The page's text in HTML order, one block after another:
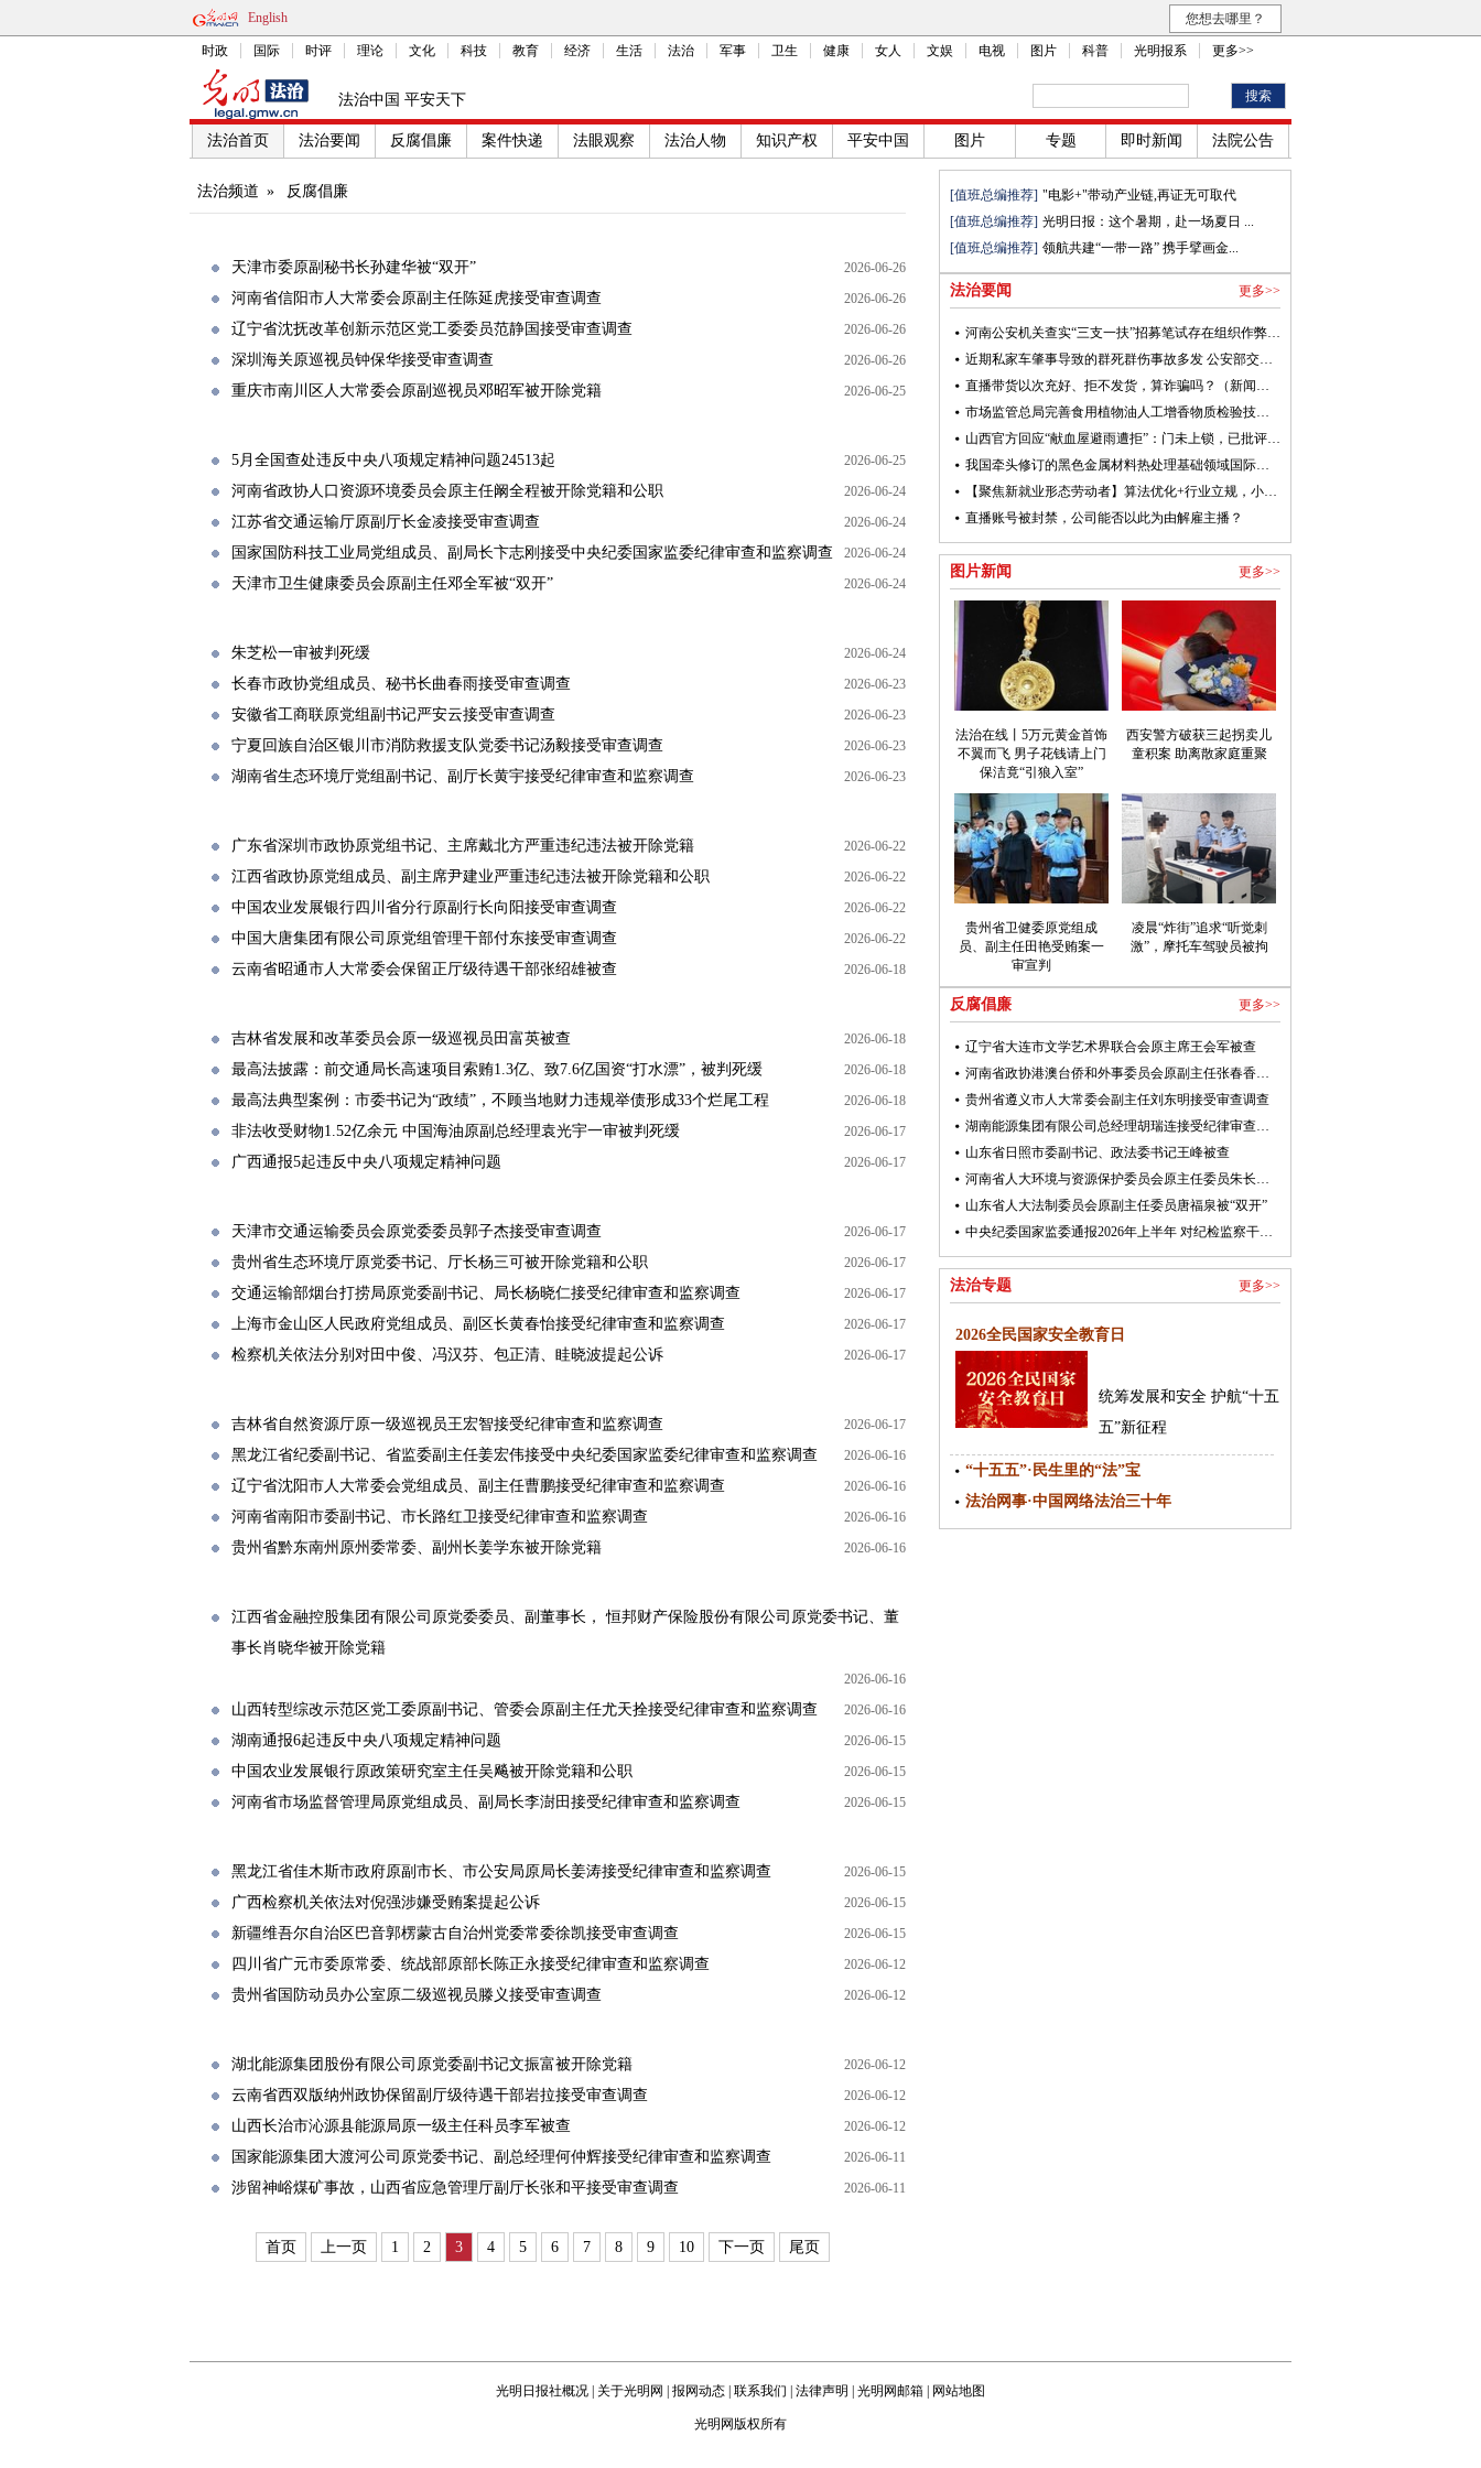
English 您想去哪里？
时政 国际 时评 理论 文化 科技 教育 经济 生活 法治 军事 卫生 健康 女人 文娱 电视 图片 科普 光明报系 更多>>
法治中国 平安天下
法治首页 法治要闻 反腐倡廉 案件快递 法眼观察 法治人物 知识产权 平安中国 图片 专题 即时新闻 法院公告
法治频道 » 反腐倡廉
天津市委原副秘书长孙建华被“双开” 2026-06-26
河南省信阳市人大常委会原副主任陈延虎接受审查调查 2026-06-26
辽宁省沈抚改革创新示范区党工委委员范静国接受审查调查 2026-06-26
深圳海关原巡视员钟保华接受审查调查 2026-06-26
重庆市南川区人大常委会原副巡视员邓昭军被开除党籍 2026-06-25
5月全国查处违反中央八项规定精神问题24513起 2026-06-25
河南省政协人口资源环境委员会原主任阚全程被开除党籍和公职 2026-06-24
江苏省交通运输厅原副厅长金凌接受审查调查 2026-06-24
国家国防科技工业局党组成员、副局长卞志刚接受中央纪委国家监委纪律审查和监察调查 2026-06-24
天津市卫生健康委员会原副主任邓全军被“双开” 2026-06-24
朱芝松一审被判死缓 2026-06-24
长春市政协党组成员、秘书长曲春雨接受审查调查 2026-06-23
安徽省工商联原党组副书记严安云接受审查调查 2026-06-23
宁夏回族自治区银川市消防救援支队党委书记汤毅接受审查调查 2026-06-23
湖南省生态环境厅党组副书记、副厅长黄宇接受纪律审查和监察调查 2026-06-23
广东省深圳市政协原党组书记、主席戴北方严重违纪违法被开除党籍 2026-06-22
江西省政协原党组成员、副主席尹建业严重违纪违法被开除党籍和公职 2026-06-22
中国农业发展银行四川省分行原副行长向阳接受审查调查 2026-06-22
中国大唐集团有限公司原党组管理干部付东接受审查调查 2026-06-22
云南省昭通市人大常委会保留正厅级待遇干部张绍雄被查 2026-06-18
吉林省发展和改革委员会原一级巡视员田富英被查 2026-06-18
最高法披露：前交通局长高速项目索贿1.3亿、致7.6亿国资“打水漂”，被判死缓 2026-06-18
最高法典型案例：市委书记为“政绩”，不顾当地财力违规举债形成33个烂尾工程 2026-06-18
非法收受财物1.52亿余元 中国海油原副总经理袁光宇一审被判死缓 2026-06-17
广西通报5起违反中央八项规定精神问题 2026-06-17
天津市交通运输委员会原党委委员郭子杰接受审查调查 2026-06-17
贵州省生态环境厅原党委书记、厅长杨三可被开除党籍和公职 2026-06-17
交通运输部烟台打捞局原党委副书记、局长杨晓仁接受纪律审查和监察调查 2026-06-17
上海市金山区人民政府党组成员、副区长黄春怡接受纪律审查和监察调查 2026-06-17
检察机关依法分别对田中俊、冯汉芬、包正清、眭晓波提起公诉 2026-06-17
吉林省自然资源厅原一级巡视员王宏智接受纪律审查和监察调查 2026-06-17
黑龙江省纪委副书记、省监委副主任姜宏伟接受中央纪委国家监委纪律审查和监察调查 2026-06-16
辽宁省沈阳市人大常委会党组成员、副主任曹鹏接受纪律审查和监察调查 2026-06-16
河南省南阳市委副书记、市长路红卫接受纪律审查和监察调查 2026-06-16
贵州省黔东南州原州委常委、副州长姜学东被开除党籍 2026-06-16
江西省金融控股集团有限公司原党委委员、副董事长， 恒邦财产保险股份有限公司原党委书记、董
事长肖晓华被开除党籍
2026-06-16
山西转型综改示范区党工委原副书记、管委会原副主任尤天拴接受纪律审查和监察调查 2026-06-16
湖南通报6起违反中央八项规定精神问题 2026-06-15
中国农业发展银行原政策研究室主任吴飚被开除党籍和公职 2026-06-15
河南省市场监督管理局原党组成员、副局长李澍田接受纪律审查和监察调查 2026-06-15
黑龙江省佳木斯市政府原副市长、市公安局原局长姜涛接受纪律审查和监察调查 2026-06-15
广西检察机关依法对倪强涉嫌受贿案提起公诉 2026-06-15
新疆维吾尔自治区巴音郭楞蒙古自治州党委常委徐凯接受审查调查 2026-06-15
四川省广元市委原常委、统战部原部长陈正永接受纪律审查和监察调查 2026-06-12
贵州省国防动员办公室原二级巡视员滕义接受审查调查 2026-06-12
湖北能源集团股份有限公司原党委副书记文振富被开除党籍 2026-06-12
云南省西双版纳州政协保留副厅级待遇干部岩拉接受审查调查 2026-06-12
山西长治市沁源县能源局原一级主任科员李军被查 2026-06-12
国家能源集团大渡河公司原党委书记、副总经理何仲辉接受纪律审查和监察调查 2026-06-11
涉留神峪煤矿事故，山西省应急管理厅副厅长张和平接受审查调查 2026-06-11
首页 上一页 1 2 3 4 5 6 7 8 9 10 下一页 尾页
[值班总编推荐] "电影+"带动产业链,再证无可取代
[值班总编推荐] 光明日报：这个暑期，赴一场夏日 ...
[值班总编推荐] 领航共建“一带一路” 携手擘画金...
法治要闻 更多>>
河南公安机关查实“三支一扶”招募笔试存在组织作弊犯罪行为
近期私家车肇事导致的群死群伤事故多发 公安部交管局发布提示
直播带货以次充好、拒不发货，算诈骗吗？（新闻看法）
市场监管总局完善食用植物油人工增香物质检验技术 遏制非法添加行为
山西官方回应“献血屋避雨遭拒”：门未上锁，已批评教育涉事人员
我国牵头修订的黑色金属材料热处理基础领域国际标准发布
【聚焦新就业形态劳动者】算法优化+行业立规，小哥奔波之路能否更安稳？
直播账号被封禁，公司能否以此为由解雇主播？
图片新闻 更多>>
法治在线丨5万元黄金首饰
不翼而飞 男子花钱请上门
保洁竟“引狼入室”
西安警方破获三起拐卖儿
童积案 助离散家庭重聚
贵州省卫健委原党组成
员、副主任田艳受贿案一
审宣判
凌晨“炸街”追求“听觉刺
激”，摩托车驾驶员被拘
反腐倡廉 更多>>
辽宁省大连市文学艺术界联合会原主席王会军被查
河南省政协港澳台侨和外事委员会原副主任张春香接受纪律审查和监察调查
贵州省遵义市人大常委会副主任刘东明接受审查调查
湖南能源集团有限公司总经理胡瑞连接受纪律审查和监察调查
山东省日照市委副书记、政法委书记王峰被查
河南省人大环境与资源保护委员会原主任委员朱长青被开除党籍
山东省人大法制委员会原副主任委员唐福泉被“双开”
中央纪委国家监委通报2026年上半年 对纪检监察干部监督检查审查调查情况
法治专题 更多>>
2026全民国家安全教育日
统筹发展和安全 护航“十五
五”新征程
“十五五”·民生里的“法”宝
法治网事·中国网络法治三十年
光明日报社概况 关于光明网 报网动态 联系我们 法律声明 光明网邮箱 网站地图
光明网版权所有